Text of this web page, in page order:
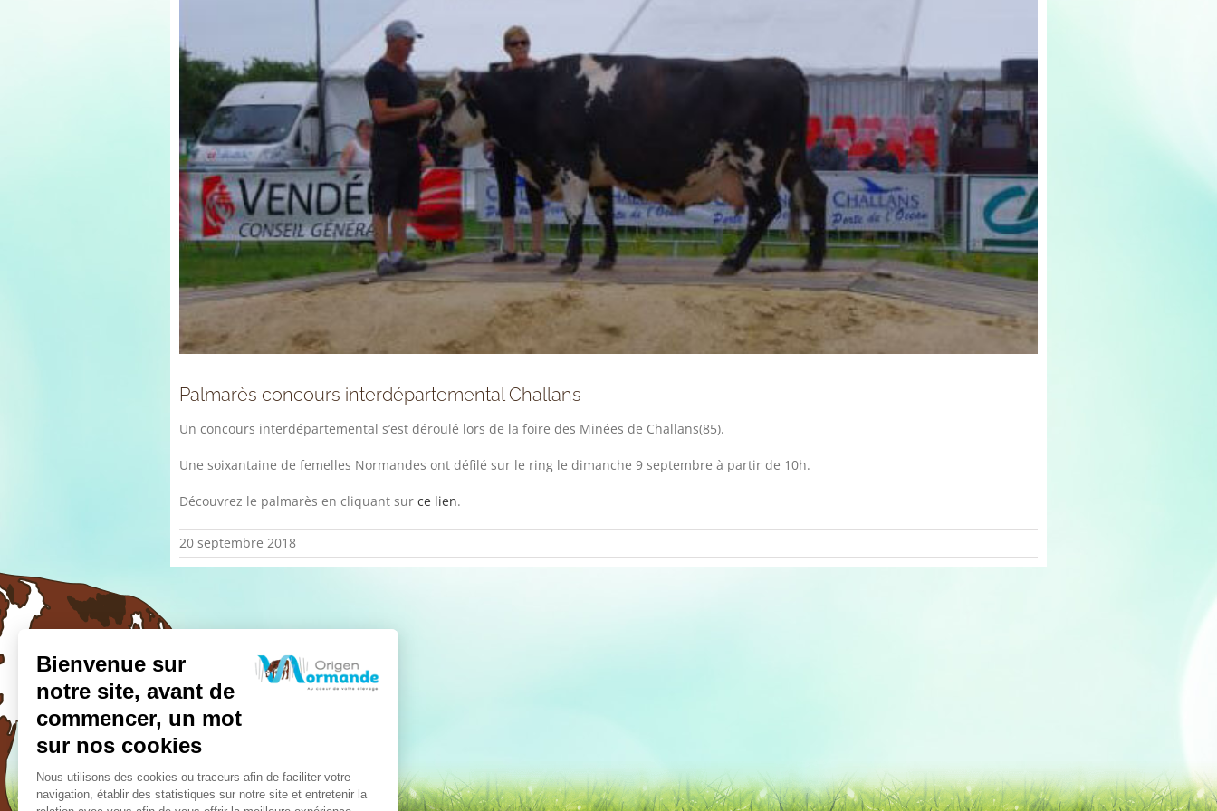
Palmarès concours interdépartemental Challans
Un concours interdépartemental s’est déroulé lors de la foire des Minées de Challans(85).
Une soixantaine de femelles Normandes ont défilé sur le ring le dimanche 9 septembre à partir de 10h.
Découvrez le palmarès en cliquant surce lien.
20 septembre 2018